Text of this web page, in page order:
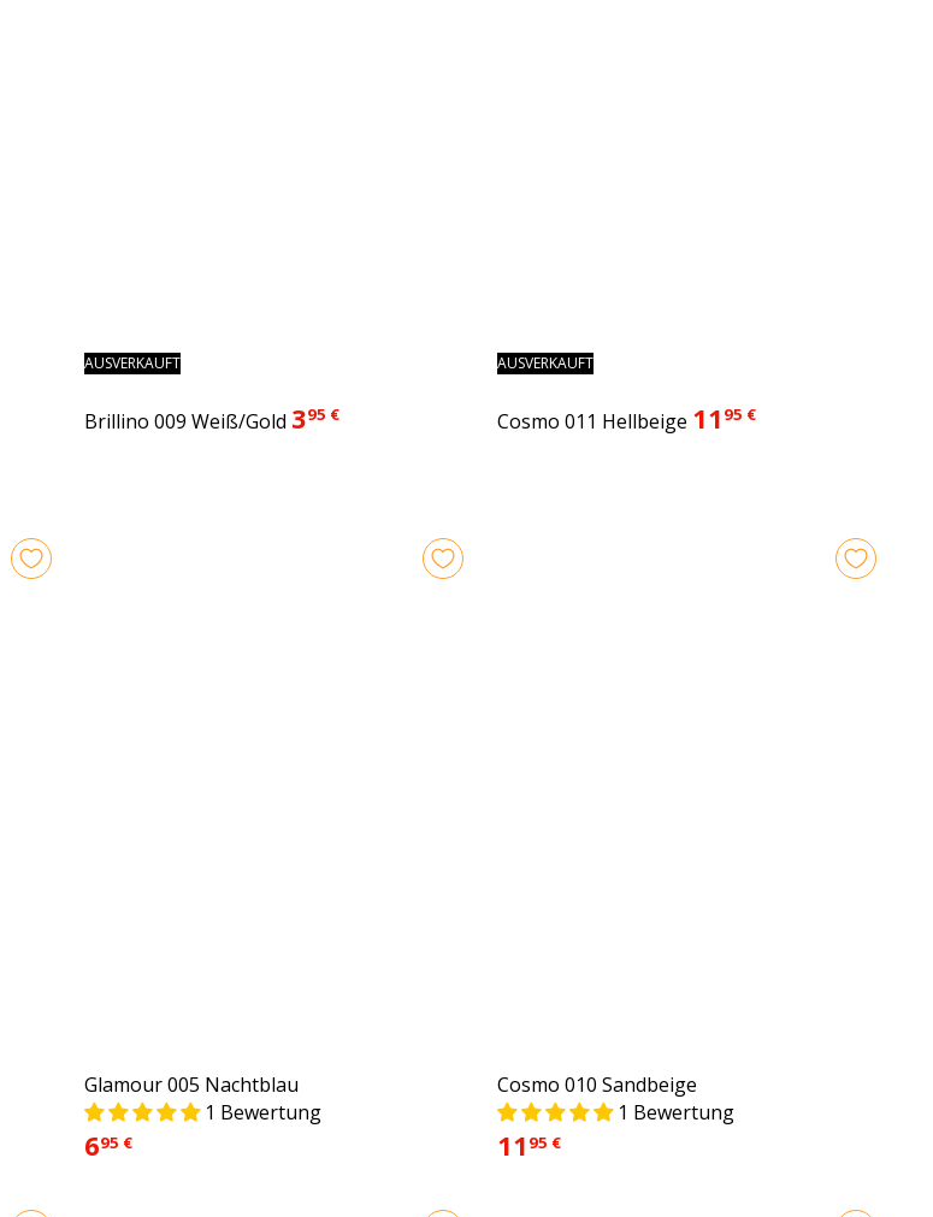
AUSVERKAUFT
Brillino 009 Weiß/Gold 395 €
AUSVERKAUFT
Cosmo 011 Hellbeige 11 95 €
Glamour 005 Nachtblau
1 Bewertung
695 €
Cosmo 010 Sandbeige
1 Bewertung
11 95 €